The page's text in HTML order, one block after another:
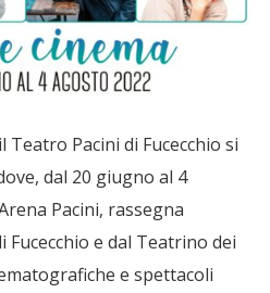
Teatro Pacini di Fucecchio si
dal 20 giugno al 4
Pacini, rassegna
Fucecchio e dal Teatrino dei
e spettacoli